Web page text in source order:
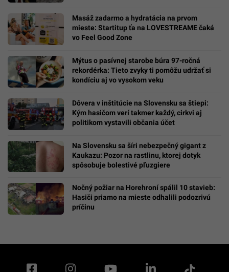
Masáž zadarmo a hydratácia na prvom
mieste: Startitup ťa na LOVESTREAME čaká
vo Feel Good Zone
Mýtus o pasívnej starobe búra 97-ročná
rekordérka: Tieto zvyky ti pomôžu udržať si
kondíciu aj vo vysokom veku
Dôvera v inštitúcie na Slovensku sa štiepi:
Kým hasičom verí takmer každý, cirkvi aj
politikom vystavili občania účet
Na Slovensku sa šíri nebezpečný gigant z
Kaukazu: Pozor na rastlinu, ktorej dotyk
spôsobuje bolestivé pľuzgiere
Nočný požiar na Horehroní spálil 10 stavieb:
Hasiči priamo na mieste odhalili podozrivú
príčinu